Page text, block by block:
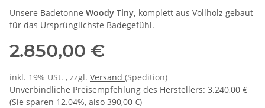
Unsere Badetonne Woody Tiny, komplett aus Vollholz gebaut
für das Ursprünglichste Badegefühl.
2.850,00 €
inkl. 19% USt. , zzgl. Versand (Spedition)
Unverbindliche Preisempfehlung des Herstellers: 3.240,00 €
(Sie sparen 12.04%, also 390,00 €)